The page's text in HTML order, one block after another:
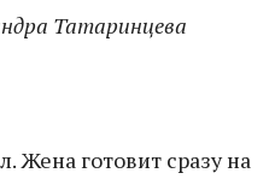
Татаринцева
Жена готовит сразу на